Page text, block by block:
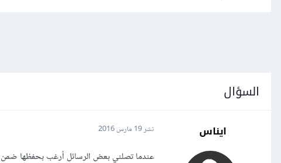
السؤال
ايناس نشر19 مارس 2016
عندما تصلني بعض الرسائل أرغب بحفظها